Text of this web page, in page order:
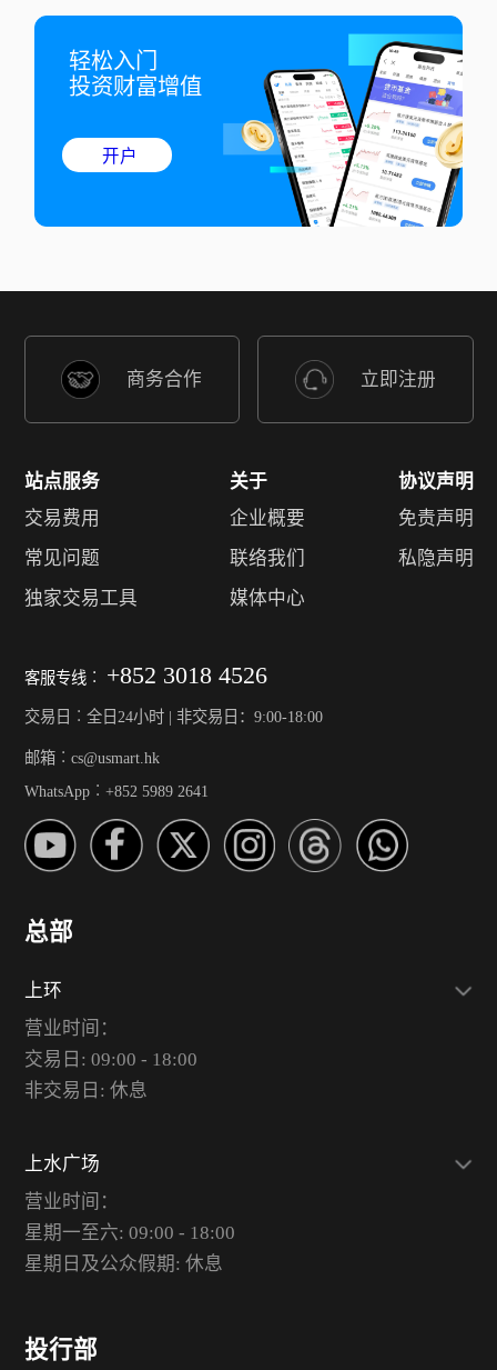
轻松入门
投资财富增值
开户
商务合作 立即注册
站点服务
交易费用
常见问题
独家交易工具
关于
企业概要
联络我们
媒体中心
协议声明
免责声明
私隐声明
客服专线︰ +852 3018 4526
交易日︰全日24小时 | 非交易日：9:00-18:00
邮箱︰cs@usmart.hk
WhatsApp︰+852 5989 2641
总部
上环
营业时间：
交易日: 09:00 - 18:00
非交易日: 休息
上水广场
营业时间：
星期一至六: 09:00 - 18:00
星期日及公众假期: 休息
投行部